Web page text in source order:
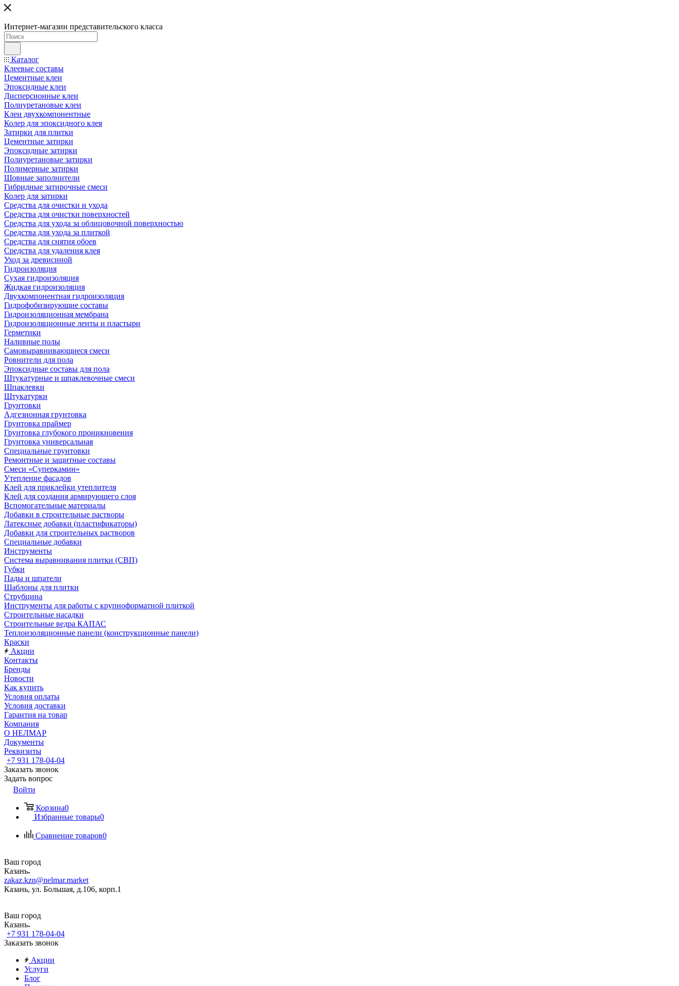
Интернет-магазин представительского класса
Каталог
Клеевые составы
Цементные клеи
Эпоксидные клеи
Дисперсионные клеи
Полиуретановые клеи
Клеи двухкомпонентные
Колер для эпоксидного клея
Затирки для плитки
Цементные затирки
Эпоксидные затирки
Полиуретановые затирки
Полимерные затирки
Шовные заполнители
Гибридные затирочные смеси
Колер для затирки
Средства для очистки и ухода
Средства для очистки поверхностей
Средства для ухода за облицовочной поверхностью
Средства для ухода за плиткой
Средства для снятия обоев
Средства для удаления клея
Уход за древисиной
Гидроизоляция
Сухая гидроизоляция
Жидкая гидроизоляция
Двухкомпонентная гидроизоляция
Гидрофобизирующие составы
Гидроизоляционная мембрана
Гидроизоляционные ленты и пластыри
Герметики
Наливные полы
Самовыравнивающиеся смеси
Ровнители для пола
Эпоксидные составы для пола
Штукатурные и шпаклевочные смеси
Шпаклевки
Штукатурки
Грунтовки
Адгезионная грунтовка
Грунтовка праймер
Грунтовка глубокого проникновения
Грунтовка универсальная
Специальные грунтовки
Ремонтные и защитные составы
Смеси «Суперкамин»
Утепление фасадов
Клей для приклейки утеплителя
Клей для создания армирующего слоя
Вспомогательные материалы
Добавки в строительные растворы
Латексные добавки (пластификаторы)
Добавки для строительных растворов
Специальные добавки
Инструменты
Система выравнивания плитки (СВП)
Губки
Пады и шпатели
Шаблоны для плитки
Струбцина
Инструменты для работы с крупноформатной плиткой
Строительные насадки
Строительные ведра КАПАС
Теплоизоляционные панели (конструкционные панели)
Краски
Акции
Контакты
Бренды
Новости
Как купить
Условия оплаты
Условия доставки
Гарантия на товар
Компания
О НЕЛМАР
Документы
Реквизиты
+7 931 178-04-04
Заказать звонок
Задать вопрос
Войти
Корзина0
Избранные товары0
Сравнение товаров0
Ваш город
Казань
zakaz.kzn@nelmar.market
Казань, ул. Большая, д.106, корп.1
Ваш город
Казань
+7 931 178-04-04
Заказать звонок
Акции
Услуги
Блог